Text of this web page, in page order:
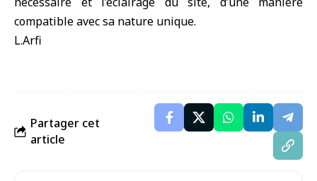
compatible avec sa nature unique.
L.Arfi
Partager cet
article